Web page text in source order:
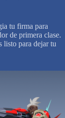
tu firma para
de primera clase.
listo para dejar tu